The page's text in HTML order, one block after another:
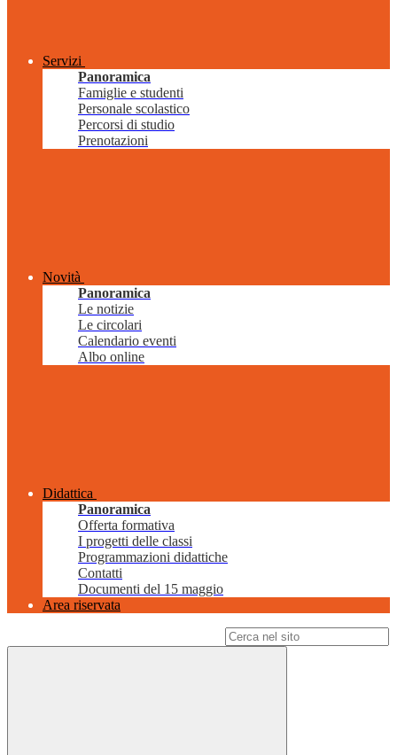
Servizi
Panoramica
Famiglie e studenti
Personale scolastico
Percorsi di studio
Prenotazioni
Novità
Panoramica
Le notizie
Le circolari
Calendario eventi
Albo online
Didattica
Panoramica
Offerta formativa
I progetti delle classi
Programmazioni didattiche
Contatti
Documenti del 15 maggio
Area riservata